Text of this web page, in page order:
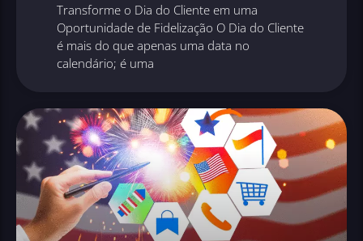
Transforme o Dia do Cliente em uma
Oportunidade de Fidelização O Dia do Cliente
é mais do que apenas uma data no
calendário; é uma